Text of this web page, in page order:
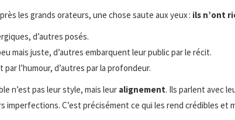
les grands orateurs, une chose saute aux yeux : ils n’ont
d’autres posés.
mais juste, d’autres embarquent leur public par le récit.
l’humour, d’autres par la profondeur.
n’est pas leur style, mais leur alignement. Ils parlent avec
imperfections. C’est précisément ce qui les rend crédibles et